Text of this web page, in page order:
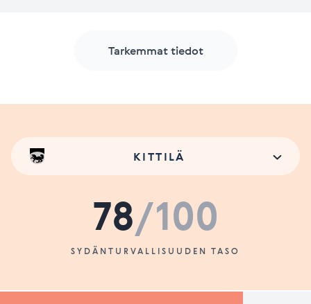
Tarkemmat tiedot
KITTILÄ
78/100
SYDÄNTURVALLISUUDEN TASO